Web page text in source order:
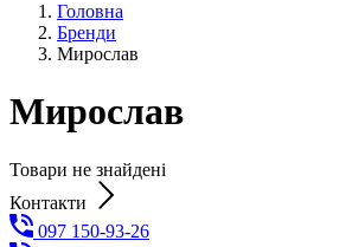
Головна
Бренди
Мирослав
Мирослав
Товари не знайдені
Контакти
097 150-93-26